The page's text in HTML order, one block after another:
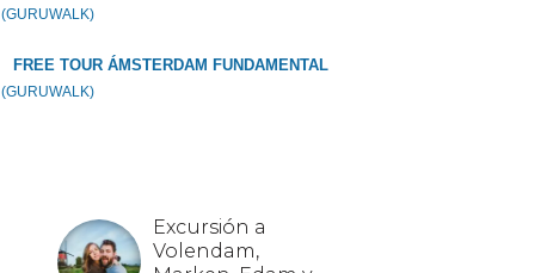
(GURUWALK)
FREE TOUR ÁMSTERDAM FUNDAMENTAL
(GURUWALK)